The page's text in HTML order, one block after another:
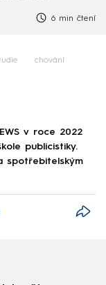
6 min čtení
chování
v roce 2022
publicistiky.
spotřebitelským